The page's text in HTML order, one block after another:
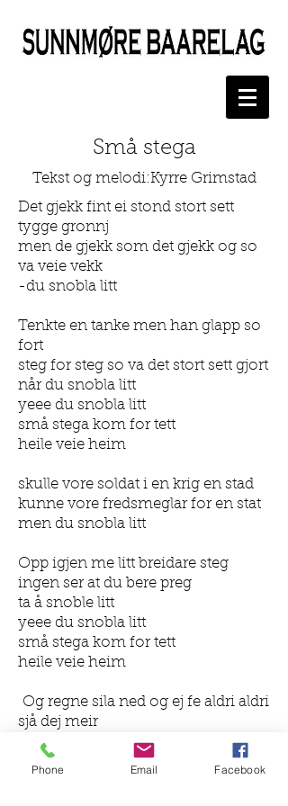
Små stega
Tekst og melodi:Kyrre Grimstad
Det gjekk fint ei stond stort sett
tygge gronnj
men de gjekk som det gjekk og so
va veie vekk
-du snobla litt
Tenkte en tanke men han glapp so
fort
steg for steg so va det stort sett gjort
når du snobla litt
yeee du snobla litt
små stega kom for tett
heile veie heim
skulle vore soldat i en krig en stad
kunne vore fredsmeglar for en stat
men du snobla litt
Opp igjen me litt breidare steg
ingen ser at du bere preg
ta å snoble litt
yeee du snobla litt
små stega kom for tett
heile veie heim
Og regne sila ned og ej fe aldri aldri
sjå dej meir
Ej trenge pila som forsvann i i et
utrulig dårlig veir
Phone Email Facebook